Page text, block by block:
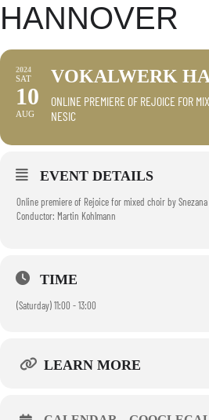
HANNOVER
2024
SAT
10
AUG
VOKALWERK
ONLINE PREMIERE OF REJOICE FOR
NESIC
EVENT DETAILS
Online premiere of Rejoice for mixed choir by
Conductor: Martin Kohlmann
TIME
(Saturday) 11:00 - 13:00
LEARN MORE